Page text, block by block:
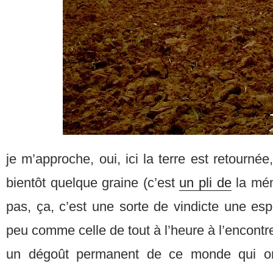
je m’approche, oui, ici la terre est
bientôt quelque graine (c’est un pli dela
pas, ça, c’est une sorte de vindicte une
peu comme celle de tout à l’heure à
un dégoût permanent de ce monde qui